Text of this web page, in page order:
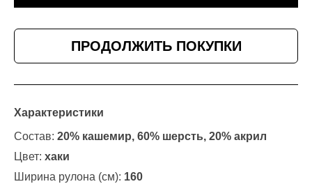
ПРОДОЛЖИТЬ ПОКУПКИ
Характеристики
Состав: 20% кашемир, 60% шерсть, 20% акрил
Цвет: хаки
Ширина рулона (см): 160